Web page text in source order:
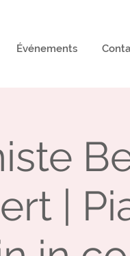
Événements
|